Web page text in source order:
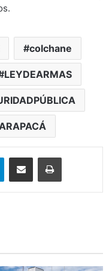
colchane
LEYDEARMAS
TelegramEnviar vía email Imprimir